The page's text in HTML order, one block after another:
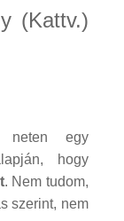
(Kattv.)
neten egy
hogy
. Nem tudom,
szerint, nem